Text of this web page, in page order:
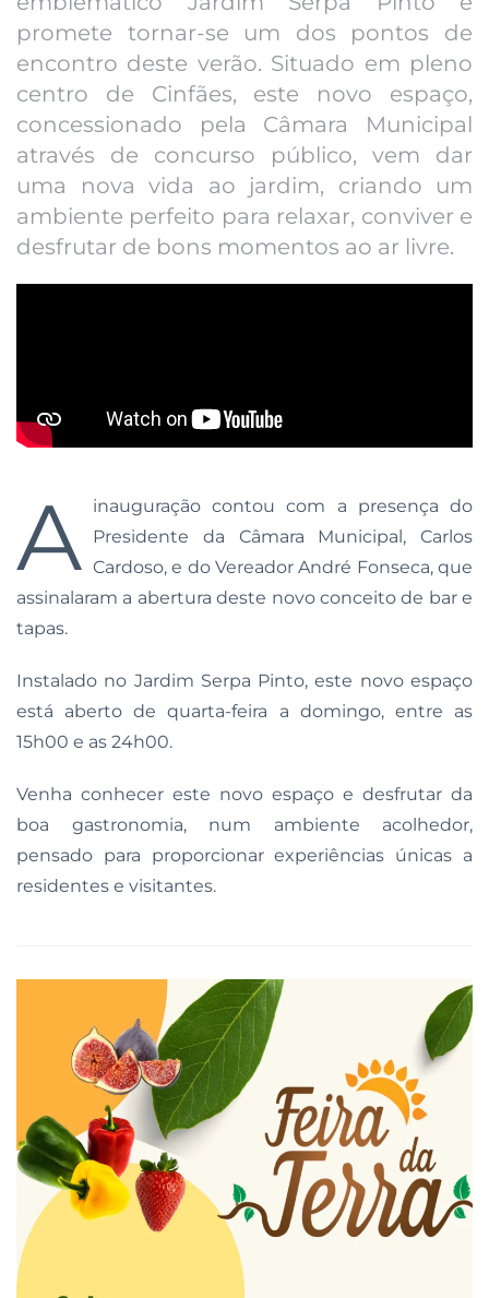
promete tornar-se um dos pontos de
encontro deste verão. Situado em pleno
centro de Cinfães, este novo espaço,
concessionado pela Câmara Municipal
através de concurso público, vem dar
uma nova vida ao jardim, criando um
ambiente perfeito para relaxar, conviver e
desfrutar de bons momentos ao ar livre.
A inauguração contou com a presença do
Presidente da Câmara Municipal, Carlos
Cardoso, e do Vereador André Fonseca, que
assinalaram a abertura deste novo conceito de bar e
tapas.
Instalado no Jardim Serpa Pinto, este novo espaço
está aberto de quarta-feira a domingo, entre as
15h00 e as 24h00.
Venha conhecer este novo espaço e desfrutar da
boa gastronomia, num ambiente acolhedor,
pensado para proporcionar experiências únicas a
residentes e visitantes.